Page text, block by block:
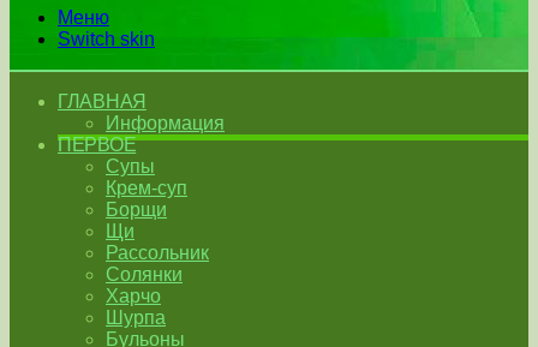
Меню
Switch skin
ГЛАВНАЯ
Информация
ПЕРВОЕ
Супы
Крем-суп
Борщи
Щи
Рассольник
Солянки
Харчо
Шурпа
Бульоны